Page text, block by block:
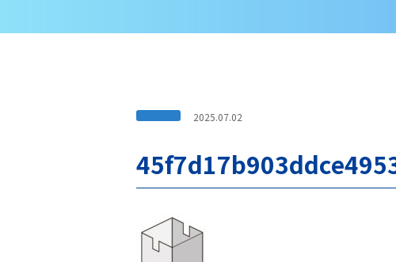
2025.07.02